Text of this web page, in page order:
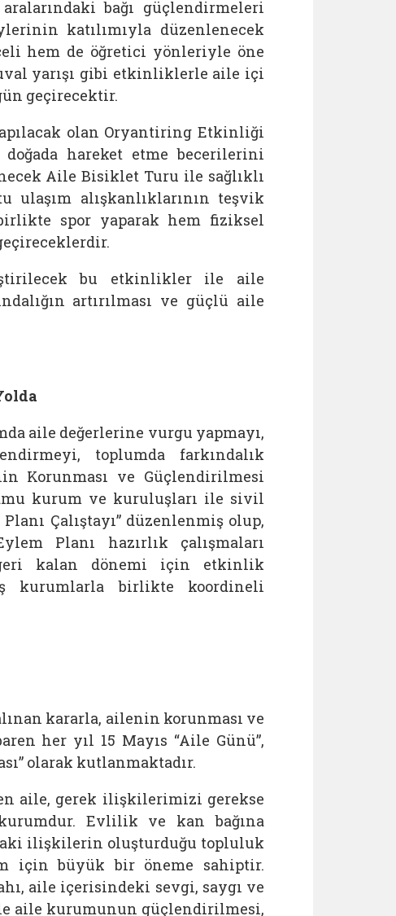
bağı güçlendirmeleri
katılımıyla düzenlenecek
hem de öğretici yönleriyle öne
yarışı gibi etkinliklerle aile içi
geçirecektir.
olan Oryantiring Etkinliği
hareket etme becerilerini
Aile Bisiklet Turu ile sağlıklı
ulaşım alışkanlıklarının teşvik
spor yaparak hem fiziksel
bu etkinlikler ile aile
artırılması ve güçlü aile
aile değerlerine vurgu yapmayı,
toplumda farkındalık
Korunması ve Güçlendirilmesi
kurum ve kuruluşları ile sivil
Çalıştayı” düzenlenmiş olup,
Planı hazırlık çalışmaları
geri kalan dönemi için etkinlik
kurumlarla birlikte koordineli
kararla, ailenin korunması ve
her yıl 15 Mayıs “Aile Günü”,
olarak kutlanmaktadır.
aile, gerek ilişkilerimizi gerekse
Evlilik ve kan bağına
ilişkilerin oluşturduğu topluluk
için büyük bir öneme sahiptir.
aile içerisindeki sevgi, saygı ve
aile kurumunun güçlendirilmesi,